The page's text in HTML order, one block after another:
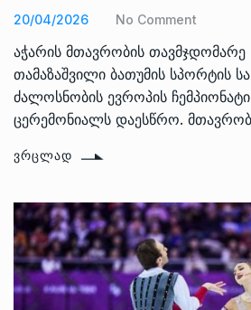
20/04/2026 No Comment
აჭარის მთავრობის თავმჯდომარე
თამაზაშვილი ბათუმის სპორტის
ძალოსნობის ევროპის
ცერემონიალს დაესწრო.
ᲕᲠᲪᲚᲐᲓ